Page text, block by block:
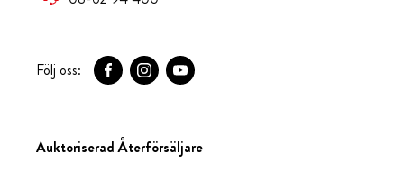
Följ oss:
Auktoriserad Återförsäljare